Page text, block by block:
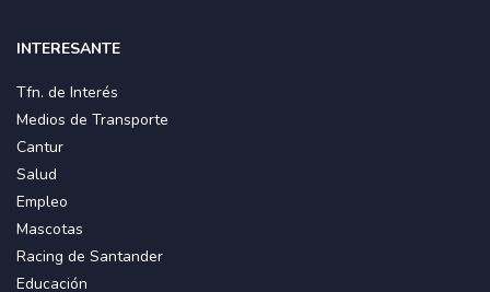
INTERESANTE
Tfn. de Interés
Medios de Transporte
Cantur
Salud
Empleo
Mascotas
Racing de Santander
Educación